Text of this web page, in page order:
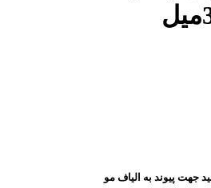
جهت پیوند به الیاف مو